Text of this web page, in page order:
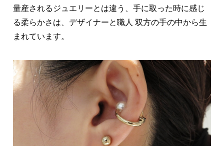
量産されるジュエリーとは違う、手に取った時に感じ
る柔らかさは、デザイナーと職人 双方の手の中から生
まれています。